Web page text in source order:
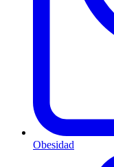
Obesidad